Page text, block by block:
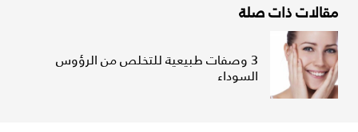
مقالات ذات صلة
3 وصفات طبيعية للتخلص من الرؤوس
السوداء